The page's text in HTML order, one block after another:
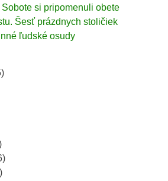
Sobote si pripomenuli obete
Šesť prázdnych stoličiek
ľudské osudy